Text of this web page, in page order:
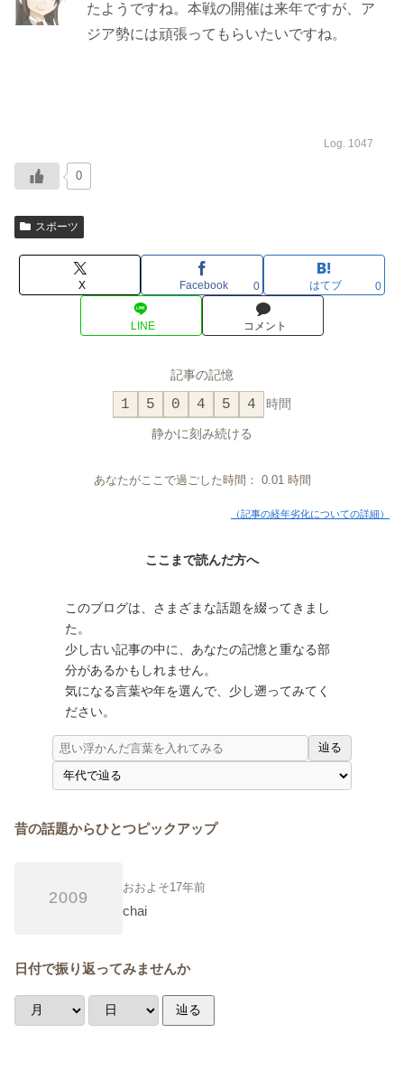
たようですね。本戦の開催は来年ですが、ア
ジア勢には頑張ってもらいたいですね。
Log. 1047
0
スポーツ
X Facebook 0 はてブ 0
LINE コメント
記事の記憶
1 5 0 4 5 4 時間
静かに刻み続ける
あなたがここで過ごした時間： 0.01時間
（記事の経年劣化についての詳細）
ここまで読んだ方へ
このブログは、さまざまな話題を綴ってきまし
た。
少し古い記事の中に、あなたの記憶と重なる部
分があるかもしれません。
気になる言葉や年を選んで、少し遡ってみてく
ださい。
辿る
昔の話題からひとつピックアップ
2009
おおよそ17年前
chai
日付で振り返ってみませんか
辿る